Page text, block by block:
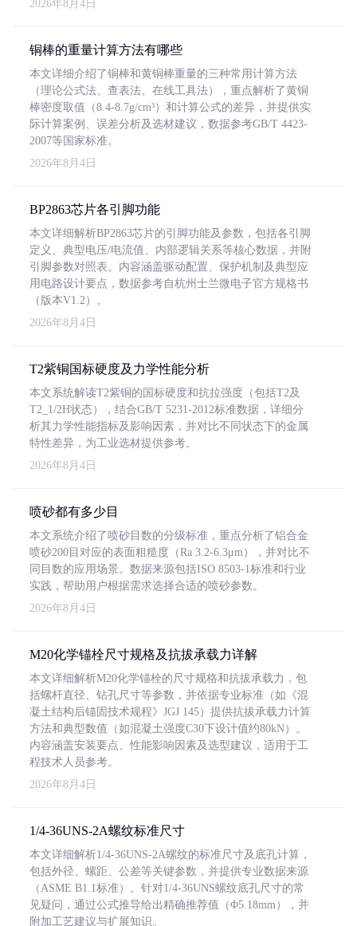
2026年8月4日
铜棒的重量计算方法有哪些
本文详细介绍了铜棒和黄铜棒重量的三种常用计算方法
（理论公式法、查表法、在线工具法），重点解析了黄铜
棒密度取值（8.4-8.7g/cm³）和计算公式的差异，并提供实
际计算案例、误差分析及选材建议，数据参考GB/T 4423-
2007等国家标准。
2026年8月4日
BP2863芯片各引脚功能
本文详细解析BP2863芯片的引脚功能及参数，包括各引脚
定义、典型电压/电流值、内部逻辑关系等核心数据，并附
引脚参数对照表。内容涵盖驱动配置、保护机制及典型应
用电路设计要点，数据参考自杭州士兰微电子官方规格书
（版本V1.2）。
2026年8月4日
T2紫铜国标硬度及力学性能分析
本文系统解读T2紫铜的国标硬度和抗拉强度（包括T2及
T2_1/2H状态），结合GB/T 5231-2012标准数据，详细分
析其力学性能指标及影响因素，并对比不同状态下的金属
特性差异，为工业选材提供参考。
2026年8月4日
喷砂都有多少目
本文系统介绍了喷砂目数的分级标准，重点分析了铝合金
喷砂200目对应的表面粗糙度（Ra 3.2-6.3μm），并对比不
同目数的应用场景。数据来源包括ISO 8503-1标准和行业
实践，帮助用户根据需求选择合适的喷砂参数。
2026年8月4日
M20化学锚栓尺寸规格及抗拔承载力详解
本文详细解析M20化学锚栓的尺寸规格和抗拔承载力，包
括螺杆直径、钻孔尺寸等参数，并依据专业标准（如《混
凝土结构后锚固技术规程》JGJ 145）提供抗拔承载力计算
方法和典型数值（如混凝土强度C30下设计值约80kN）。
内容涵盖安装要点、性能影响因素及选型建议，适用于工
程技术人员参考。
2026年8月4日
1/4-36UNS-2A螺纹标准尺寸
本文详细解析1/4-36UNS-2A螺纹的标准尺寸及底孔计算，
包括外径、螺距、公差等关键参数，并提供专业数据来源
（ASME B1.1标准）。针对1/4-36UNS螺纹底孔尺寸的常
见疑问，通过公式推导给出精确推荐值（Φ5.18mm），并
附加工艺建议与扩展知识。